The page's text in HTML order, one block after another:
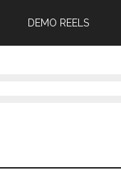
DEMO REELS